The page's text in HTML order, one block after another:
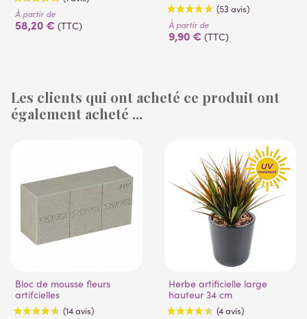
À partir de
58,20 € (TTC) À partir de
9,90 € (TTC)
Les clients qui ont acheté ce produit ont
également acheté ...
Bloc de mousse fleurs
artifcielles
Herbe artificielle large
hauteur 34 cm